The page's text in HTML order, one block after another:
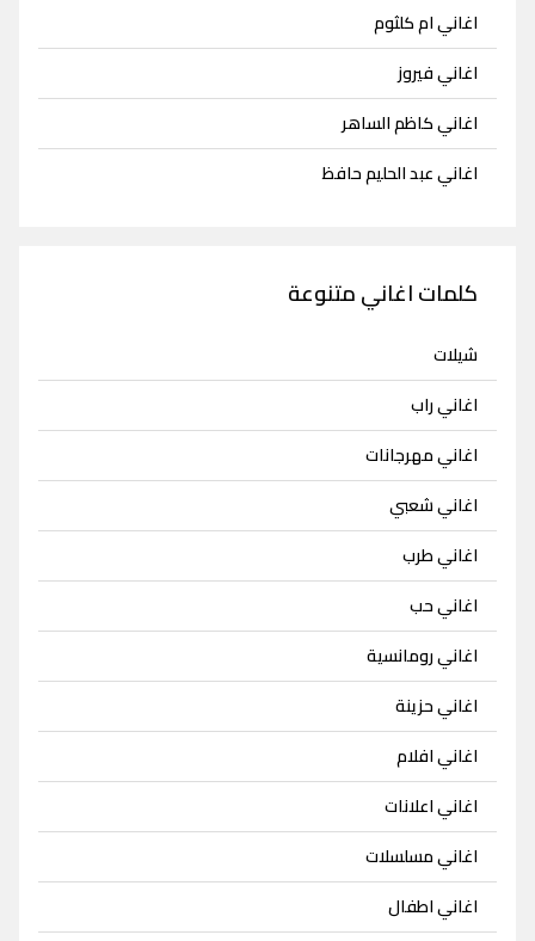
اغاني ام كلثوم
اغاني فيروز
اغاني كاظم الساهر
اغاني عبد الحليم حافظ
كلمات اغاني متنوعة
شيلات
اغاني راب
اغاني مهرجانات
اغاني شعبي
اغاني طرب
اغاني حب
اغاني رومانسية
اغاني حزينة
اغاني افلام
اغاني اعلانات
اغاني مسلسلات
اغاني اطفال